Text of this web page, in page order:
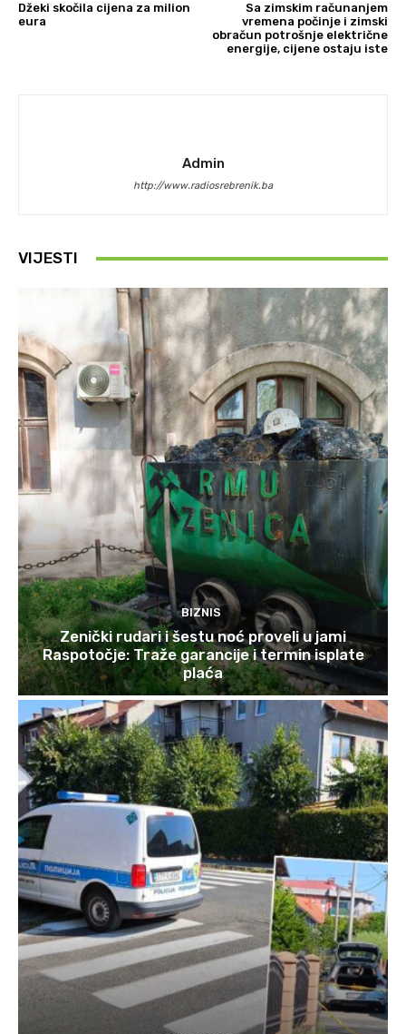
Džeki skočila cijena za milion
eura
Sa zimskim računanjem
vremena počinje i zimski
obračun potrošnje električne
energije, cijene ostaju iste
Admin
http://www.radiosrebrenik.ba
VIJESTI
BIZNIS
Zenički rudari i šestu noć proveli u jami
Raspotočje: Traže garancije i termin isplate
plaća